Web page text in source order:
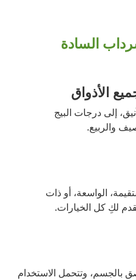
السادة
الأذواق
إلى درجات البيج
والربيع.
الواسعة، أو ذات
لكِ كل الخيارات.
بالجسم، وتتحمل الاستخدام